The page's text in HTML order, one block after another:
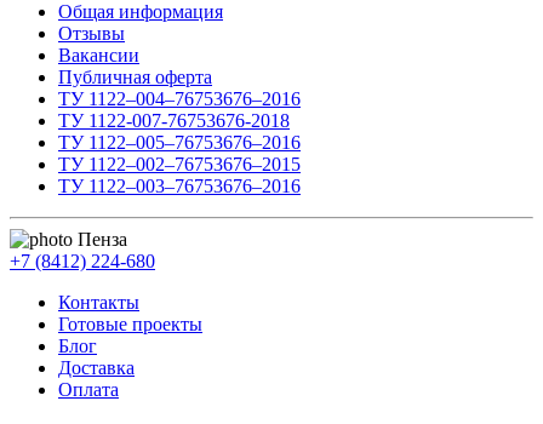
Общая информация
Отзывы
Вакансии
Публичная оферта
ТУ 1122–004–76753676–2016
ТУ 1122-007-76753676-2018
ТУ 1122–005–76753676–2016
ТУ 1122–002–76753676–2015
ТУ 1122–003–76753676–2016
Пенза
+7 (8412) 224-680
Контакты
Готовые проекты
Блог
Доставка
Оплата